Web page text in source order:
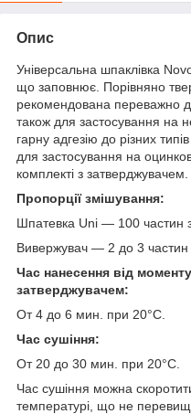
Опис
Універсальна шпаклівка
що заповнює. Порівняно
рекомендована переважно
також для застосування на
гарну адгезію до різних
для застосування на
комплекті з затверджувачем.
Пропорції змішування:
Шпатевка Uni — 100 частин
Вивержувач — 2 до 3 частин
Час нанесення від
затверджувачем:
От 4 до 6 мин. при 20°C.
Час сушіння:
От 20 до 30 мин. при 20°C.
Час сушіння можна
температурі, що не